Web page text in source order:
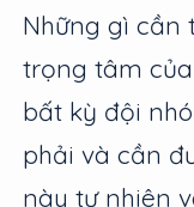
Những gì cần
trọng tâm
bất kỳ đội
phải và cần
này tự nhiên